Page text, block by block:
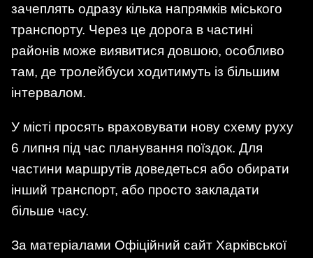
зачеплять одразу кілька напрямків міського
транспорту. Через це дорога в частині
районів може виявитися довшою, особливо
там, де тролейбуси ходитимуть із більшим
інтервалом.
У місті просять враховувати нову схему руху
6 липня під час планування поїздок. Для
частини маршрутів доведеться або обирати
інший транспорт, або просто закладати
більше часу.
За матеріалами Офіційний сайт Харківської